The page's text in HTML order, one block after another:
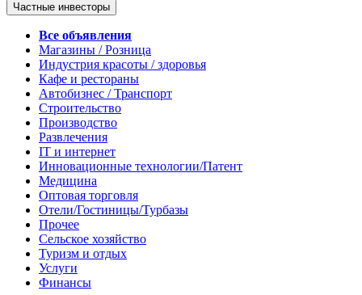
Частные инвесторы
Все объявления
Магазины / Розница
Индустрия красоты / здоровья
Кафе и рестораны
Автобизнес / Транспорт
Строительство
Производство
Развлечения
IT и интернет
Инновационные технологии/Патент
Медицина
Оптовая торговля
Отели/Гостиницы/Турбазы
Прочее
Сельское хозяйство
Туризм и отдых
Услуги
Финансы